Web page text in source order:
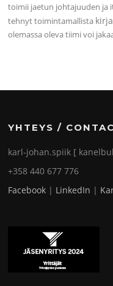
toimii jaetun johtajuuden ja
tehnyt toimintamallista
olemassa oleva tiimi voi
YHTEYS /
karl-johan.spiik [
+358 440 677 776
Facebook | LinkedIn |